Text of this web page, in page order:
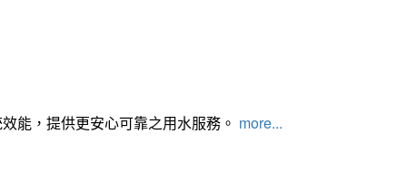
能，提供更安心可靠之用水服務。 more...